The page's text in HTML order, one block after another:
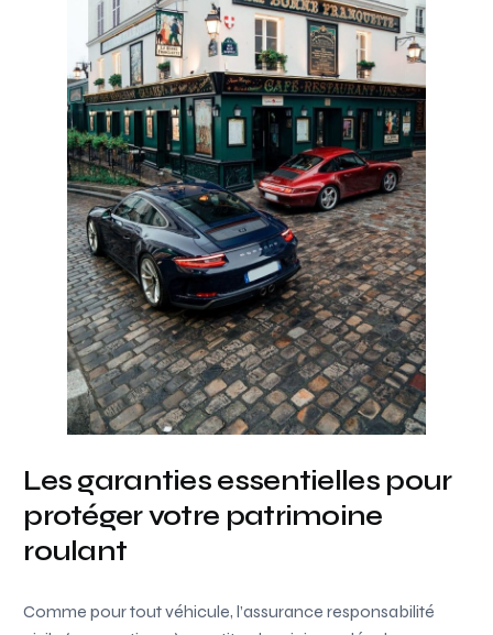
Les garanties essentielles pour
protéger votre patrimoine
roulant
Comme pour tout véhicule, l’assurance responsabilité